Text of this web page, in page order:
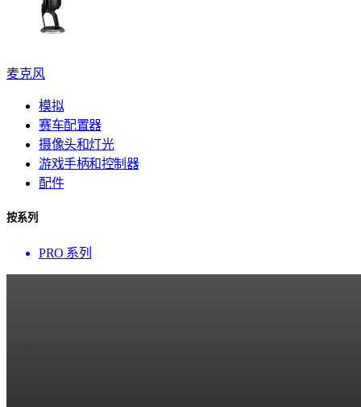
麦克风
模拟
赛车配置器
摄像头和灯光
游戏手柄和控制器
配件
按系列
PRO 系列